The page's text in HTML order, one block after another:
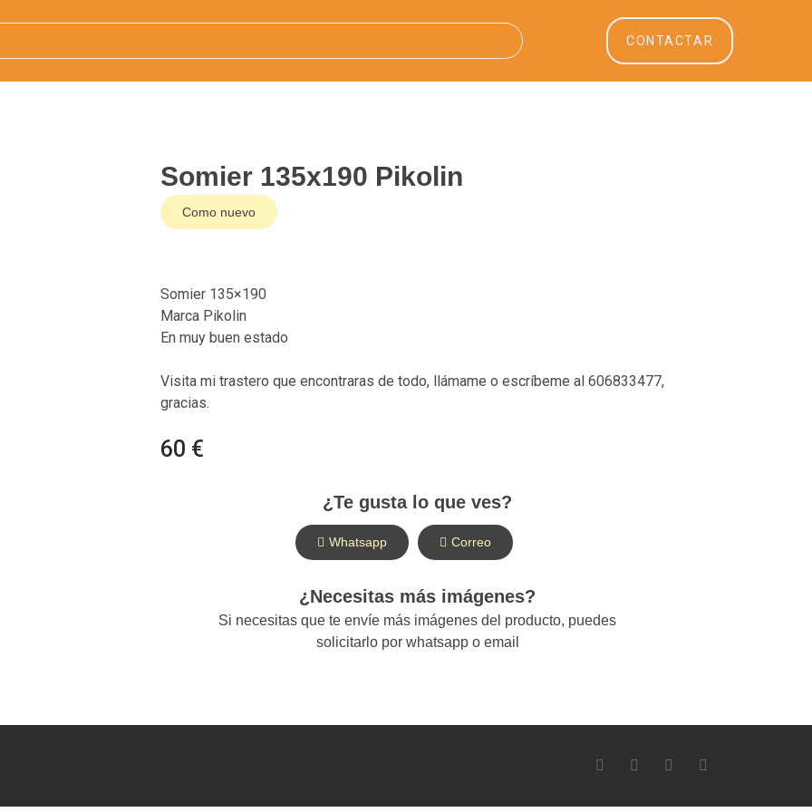
CONTACTAR
Somier 135x190 Pikolin
Como nuevo
Somier 135×190
Marca Pikolin
En muy buen estado
Visita mi trastero que encontraras de todo, llámame o escríbeme al 606833477,
gracias.
60 €
¿Te gusta lo que ves?
Whatsapp Correo
¿Necesitas más imágenes?
Si necesitas que te envíe más imágenes del producto, puedes
solicitarlo por whatsapp o email